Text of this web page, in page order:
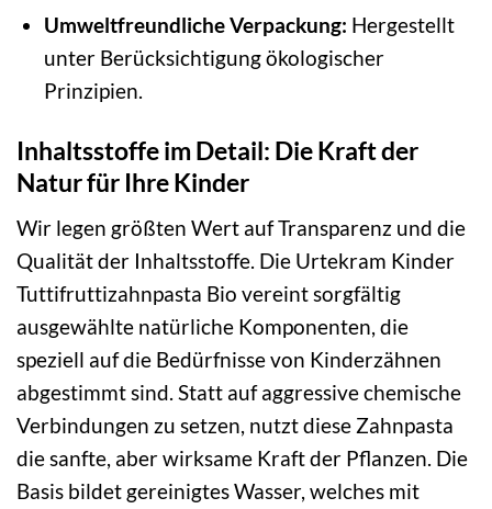
Umweltfreundliche Verpackung: Hergestellt
unter Berücksichtigung ökologischer
Prinzipien.
Inhaltsstoffe im Detail: Die Kraft der
Natur für Ihre Kinder
Wir legen größten Wert auf Transparenz und die
Qualität der Inhaltsstoffe. Die Urtekram Kinder
Tuttifruttizahnpasta Bio vereint sorgfältig
ausgewählte natürliche Komponenten, die
speziell auf die Bedürfnisse von Kinderzähnen
abgestimmt sind. Statt auf aggressive chemische
Verbindungen zu setzen, nutzt diese Zahnpasta
die sanfte, aber wirksame Kraft der Pflanzen. Die
Basis bildet gereinigtes Wasser, welches mit